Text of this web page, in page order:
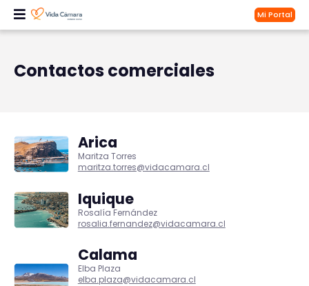
Mi Portal
Contactos comerciales
Arica
Maritza Torres
maritza.torres@vidacamara.cl
Iquique
Rosalía Fernández
rosalia.fernandez@vidacamara.cl
Calama
Elba Plaza
elba.plaza@vidacamara.cl